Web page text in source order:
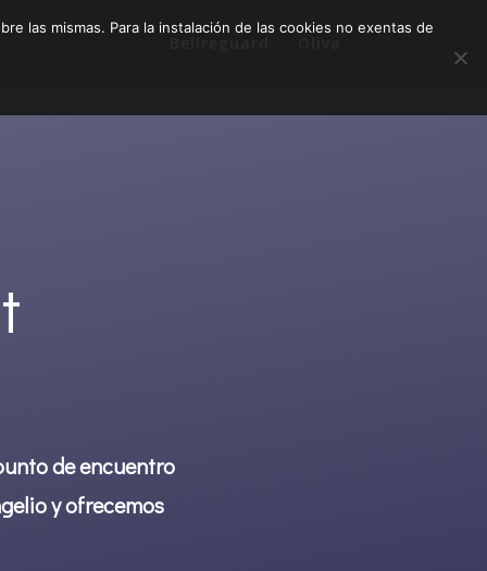
de encuentro
y ofrecemos
las mismas. Para la instalación de las cookies no exentas de